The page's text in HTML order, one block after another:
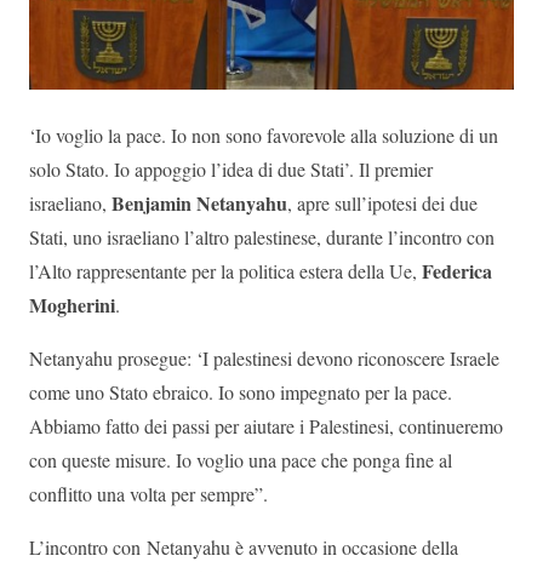
‘Io voglio la pace. Io non sono favorevole alla soluzione di un
solo Stato. Io appoggio l’idea di due Stati’. Il premier
israeliano, Benjamin Netanyahu, apre sull’ipotesi dei due
Stati, uno israeliano l’altro palestinese, durante l’incontro con
l’Alto rappresentante per la politica estera della Ue, Federica
Mogherini.
Netanyahu prosegue: ‘I palestinesi devono riconoscere Israele
come uno Stato ebraico. Io sono impegnato per la pace.
Abbiamo fatto dei passi per aiutare i Palestinesi, continueremo
con queste misure. Io voglio una pace che ponga fine al
conflitto una volta per sempre”.
L’incontro con Netanyahu è avvenuto in occasione della